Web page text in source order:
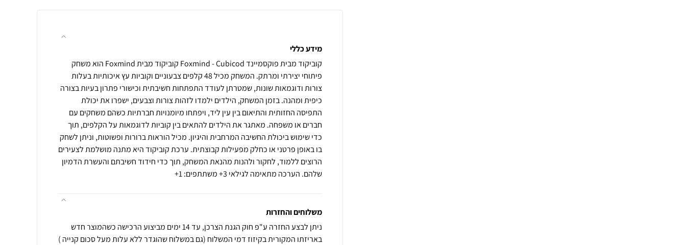
מידע כללי
קוביקוד מבית פוקסמיינד Foxmind - Cubicod קוביקוד מבית Foxmind הוא משחק
פיתוחי יצירתי ומרתק. המשחק מכיל 48 קלפים צבעוניים וקוביות עץ איכותיות בעלות
צורות ודוגמאות שונות, שמטרתן לעודד התפתחות חשיבתית וכישורי פתרון בעיות בצורה
כיפית ומהנה. בזמן המשחק, הילדים ילמדו לזהות צורות וצבעים, ישפרו את יכולת
התפיסה החזותית והתיאום בין עין ליד, ויפתחו מיומנויות חברתיות כשהם משחקים עם
חברים או משפחה. מאתגר את הילדים להתאים בין קוביות לדוגמאות על הקלפים, תוך
כדי שימוש ביכולת החשיבה המרחבית והיגיון. מכיל הוראות ברורות ופשוטות, וניתן לשחק
בו באופן פרטני או כחלק מפעילות קבוצתית. ערכת קוביקוד היא מתנה מושלמת לצעירים
הרוצים ללמוד, לחקור ולהנות מהנאת המשחק, תוך כדי חידוד חשיבתם והעשרת הדמיון
שלהם. הערכה מתאימה לגילאי 3+ משתתפים: 1+
משלוחים והחזרות
ניתן לבצע החזרה ע"פ חוק הגנת הצרכן, עד 14 ימים מביצוע הרכישה כשהמוצר חדש
באריזתו המקורית בקיזוז דמי המשלוח (גם במשלוח שהוגדר ללא עלות מעל סכום קנייה )